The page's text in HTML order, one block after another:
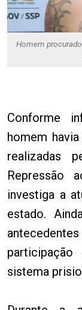
Homem
Conforme
homem
realizadas
Repressão
investiga a
estado.
sistema